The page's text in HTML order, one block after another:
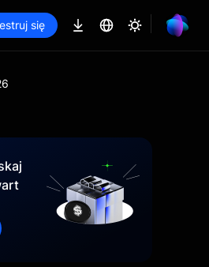
się